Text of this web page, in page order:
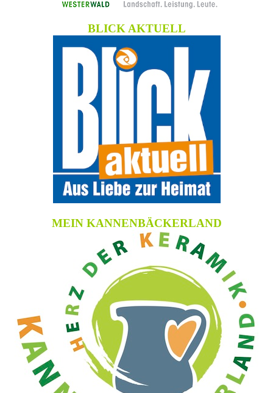
BLICK AKTUELL
MEIN KANNENBÄCKERLAND